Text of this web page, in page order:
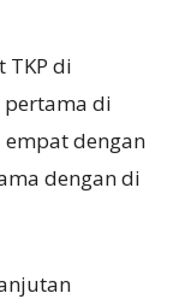
di
pertama di
dengan
dengan di